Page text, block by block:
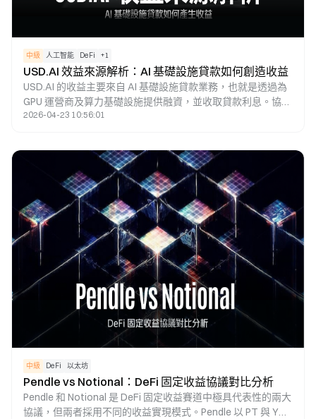
中級 人工智能 DeFi +1
USD.AI 效益來源解析：AI 基礎設施貸款如何創造收益
USD.AI 的收益主要來自 AI 基礎設施貸款業務，也就是透過為
GPU 運營商及算力基礎設施提供融資，並收取貸款利息。協議
會將這些收益分配給收益型資產 sUSDai 的持有者，並透過
基礎設施的收益轉化為 DeFi 生態中的可持續收益來源。
2026-04-23 10:56:01
中級 DeFi 以太坊
Pendle vs Notional：DeFi 固定收益協議對比分析
Pendle 和 Notional 是 DeFi 固定收益賽道中極具代表性的兩大
協議，但兩者採用不同的收益實現模式。Pendle 以 PT 與 YT